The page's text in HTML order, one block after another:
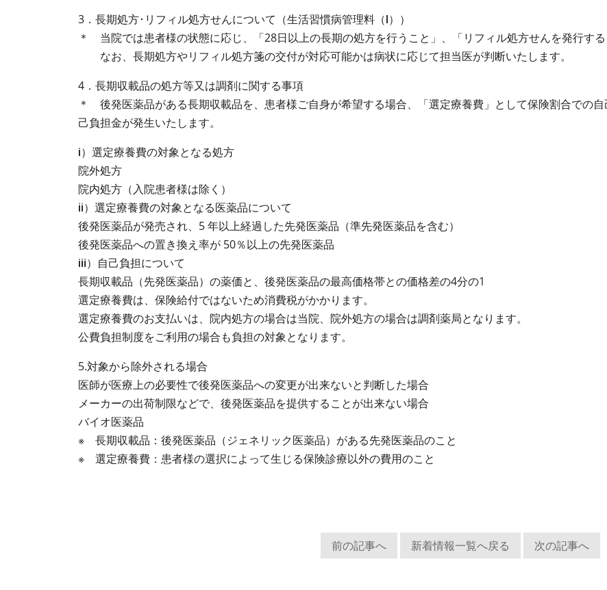
3．長期処方･リフィル処方せんについて（生活習慣病管理料（Ⅰ））
＊ 当院では患者様の状態に応じ、「28日以上の長期の処方を行うこと」、「リフィル処方せんを発行する
なお、長期処方やリフィル処方箋の交付が対応可能かは病状に応じて担当医が判断いたします。
4．長期収載品の処方等又は調剤に関する事項
＊ 後発医薬品がある長期収載品を、患者様ご自身が希望する場合、「選定療養費」として保険割合での
己負担金が発生いたします。
ⅰ）選定療養費の対象となる処方
院外処方
院内処方（入院患者様は除く）
ⅱ）選定療養費の対象となる医薬品について
後発医薬品が発売され、5 年以上経過した先発医薬品（準先発医薬品を含む）
後発医薬品への置き換え率が 50％以上の先発医薬品
ⅲ）自己負担について
長期収載品（先発医薬品）の薬価と、後発医薬品の最高価格帯との価格差の4分の1
選定療養費は、保険給付ではないため消費税がかかります。
選定療養費のお支払いは、院内処方の場合は当院、院外処方の場合は調剤薬局となります。
公費負担制度をご利用の場合も負担の対象となります。
5.対象から除外される場合
医師が医療上の必要性で後発医薬品への変更が出来ないと判断した場合
メーカーの出荷制限などで、後発医薬品を提供することが出来ない場合
バイオ医薬品
※ 長期収載品：後発医薬品（ジェネリック医薬品）がある先発医薬品のこと
※ 選定療養費：患者様の選択によって生じる保険診療以外の費用のこと
前の記事へ 新着情報一覧へ戻る 次の記事へ